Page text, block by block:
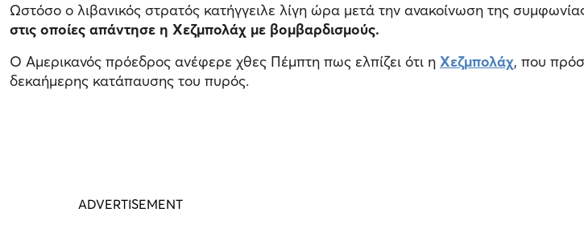
Ωστόσο ο λιβανικός στρατός κατήγγειλε λίγη ώρα μετά την ανακοίνωση της
στις οποίες απάντησε η Χεζμπολάχ με βομβαρδισμούς.
Ο Αμερικανός πρόεδρος ανέφερε χθες Πέμπτη πως ελπίζει ότι η Χεζμπολάχ, που
δεκαήμερης κατάπαυσης του πυρός.